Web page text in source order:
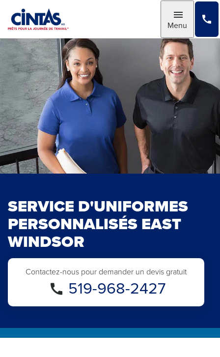
Main
Content
Toggle
Menu
SERVICE D'UNIFORMES
PERSONNALISÉS EAST
WINDSOR
Contactez-nous pour demander un devis gratuit
519-968-2427